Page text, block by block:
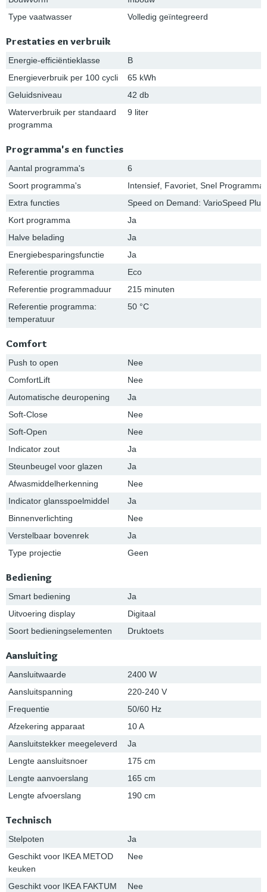
Type vaatwasser
Volledig geïntegreerd
Prestaties en verbruik
Energie-efficiëntieklasse
B
Energieverbruik per 100 cycli
65 kWh
Geluidsniveau
42 db
Waterverbruik per standaard
programma
9 liter
Programma's en functies
Aantal programma's
6
Soort programma's
Intensief, Favoriet, Snel
Extra functies
Speed on Demand: VarioSpeed
Kort programma
Ja
Halve belading
Ja
Energiebesparingsfunctie
Ja
Referentie programma
Eco
Referentie programmaduur
215 minuten
Referentie programma:
temperatuur
50 °C
Comfort
Push to open
Nee
ComfortLift
Nee
Automatische deuropening
Ja
Soft-Close
Nee
Soft-Open
Nee
Indicator zout
Ja
Steunbeugel voor glazen
Ja
Afwasmiddelherkenning
Nee
Indicator glansspoelmiddel
Ja
Binnenverlichting
Nee
Verstelbaar bovenrek
Ja
Type projectie
Geen
Bediening
Smart bediening
Ja
Uitvoering display
Digitaal
Soort bedieningselementen
Druktoets
Aansluiting
Aansluitwaarde
2400 W
Aansluitspanning
220-240 V
Frequentie
50/60 Hz
Afzekering apparaat
10 A
Aansluitstekker meegeleverd
Ja
Lengte aansluitsnoer
175 cm
Lengte aanvoerslang
165 cm
Lengte afvoerslang
190 cm
Technisch
Stelpoten
Ja
Geschikt voor IKEA METOD
keuken
Nee
Geschikt voor IKEA FAKTUM
Nee